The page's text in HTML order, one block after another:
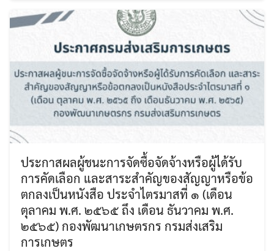
ประกาสผลผู้ชนะการจัดซื้อจัดจ้างหรือผู้ได้รับ
การคัดเลือก และสาระสำคัญของสัญญาหรือข้อ
ตกลงเป็นหนังสือ ประจำไตรมาสที่ ๑ (เดือน
ตุลาคม พ.ศ. ๒๕๖๕ ถึง เดือน ธันวาคม พ.ศ.
๒๕๖๕) กองพัฒนาเกษตรกร กรมส่งเสริม
การเกษตร